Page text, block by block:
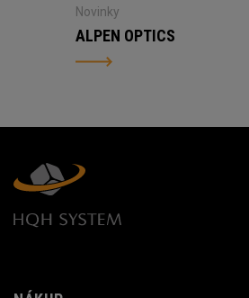
Novinky
ALPEN OPTICS